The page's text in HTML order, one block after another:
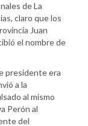
de La
claro que los
Juan
el nombre de
presidente era
a la
al mismo
Perón al
del